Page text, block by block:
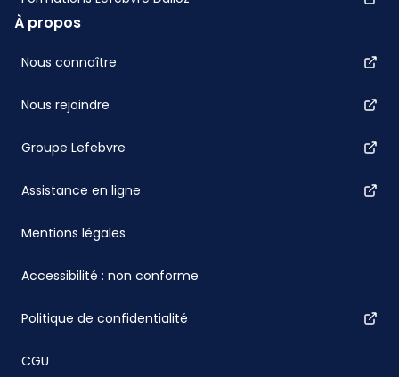
À propos
Nous connaître
Nous rejoindre
Groupe Lefebvre
Assistance en ligne
Mentions légales
Accessibilité : non conforme
Politique de confidentialité
CGU